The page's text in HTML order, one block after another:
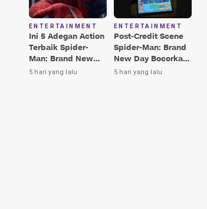
ENTERTAINMENT
Ini 5 Adegan Action
Terbaik Spider-
Man: Brand New
Day, Ada Hulk vs
5 hari yang lalu
ENTERTAINMENT
Post-Credit Scene
Spider-Man: Brand
New Day Bocorkan
Lokasi Peter di Luar
5 hari yang lalu